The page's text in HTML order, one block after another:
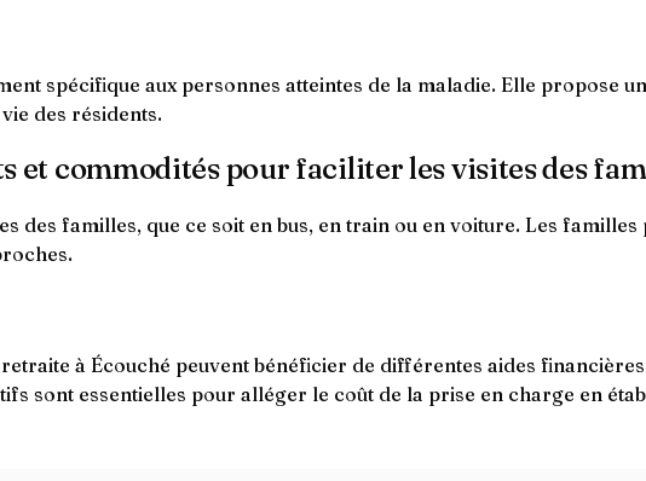
spécifique aux personnes atteintes de la maladie. Elle propose
des résidents.
et commodités pour faciliter les visites des
des familles, que ce soit en bus, en train ou en voiture. Les
à Écouché peuvent bénéficier de différentes aides
sont essentielles pour alléger le coût de la prise en charge en